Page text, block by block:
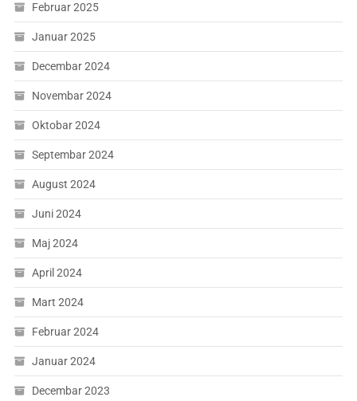
Februar 2025
Januar 2025
Decembar 2024
Novembar 2024
Oktobar 2024
Septembar 2024
August 2024
Juni 2024
Maj 2024
April 2024
Mart 2024
Februar 2024
Januar 2024
Decembar 2023